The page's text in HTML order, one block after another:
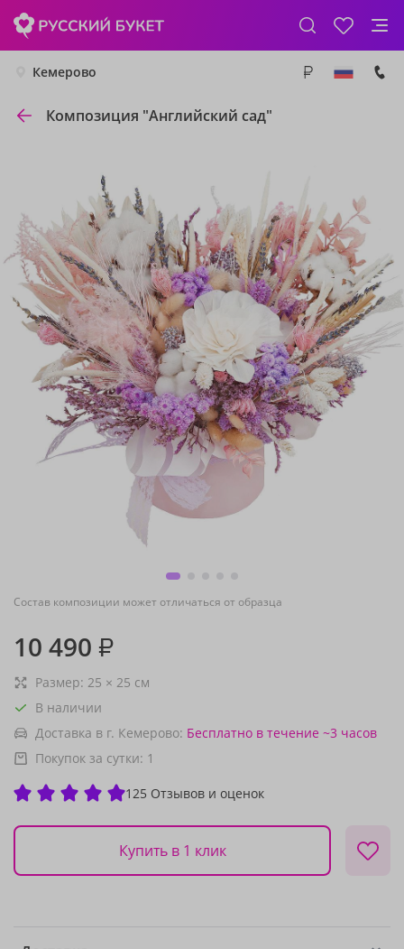
Кемерово
Композиция "Английский сад"
Состав композиции может отличаться от образца
10 490 ₽
Размер: 25 × 25 см
В наличии
Доставка в г. Кемерово: Бесплатно в течение ~3 часов
Покупок за сутки: 1
125 Отзывов и оценок
Купить в 1 клик